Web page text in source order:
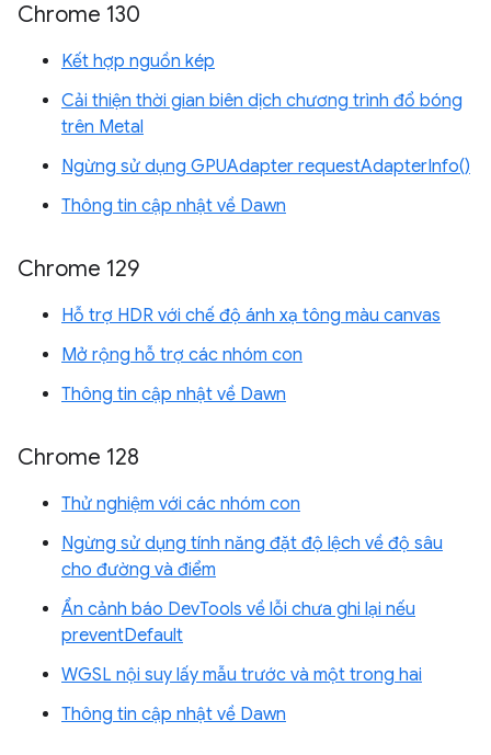
Chrome 130
Kết hợp nguồn kép
Cải thiện thời gian biên dịch chương trình đổ bóng
trên Metal
Ngừng sử dụng GPUAdapter requestAdapterInfo()
Thông tin cập nhật về Dawn
Chrome 129
Hỗ trợ HDR với chế độ ánh xạ tông màu canvas
Mở rộng hỗ trợ các nhóm con
Thông tin cập nhật về Dawn
Chrome 128
Thử nghiệm với các nhóm con
Ngừng sử dụng tính năng đặt độ lệch về độ sâu
cho đường và điểm
Ẩn cảnh báo DevTools về lỗi chưa ghi lại nếu
preventDefault
WGSL nội suy lấy mẫu trước và một trong hai
Thông tin cập nhật về Dawn